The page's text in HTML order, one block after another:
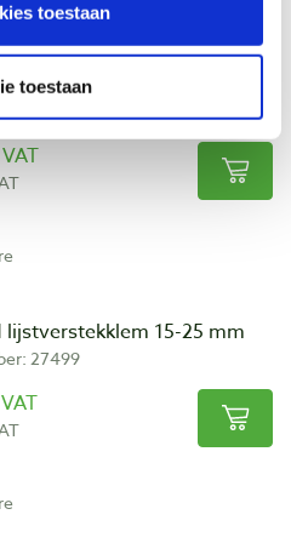
toestaan
toestaan
lijstverstekklem 10-15 mm
lijstverstekklem 15-25 mm
27499